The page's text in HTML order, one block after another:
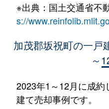
※出典：国土交通省不
s://
加茂郡坂祝町の一戸
～
2023年1～12月に成
建て売却事例です。